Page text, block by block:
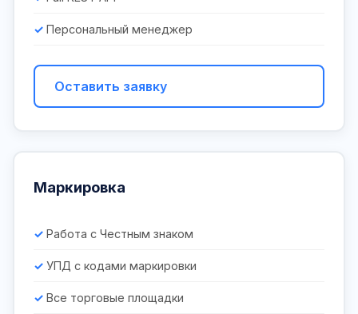
Персональный менеджер
Оставить заявку
Маркировка
Работа с Честным знаком
УПД с кодами маркировки
Все торговые площадки